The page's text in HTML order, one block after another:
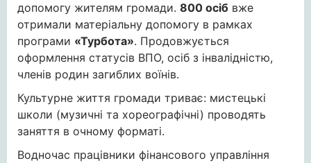
допомогу жителям громади. 800 осіб вже
отримали матеріальну допомогу в рамках
програми «Турбота». Продовжується
оформлення статусів ВПО, осіб з інвалідністю,
членів родин загиблих воїнів.
Культурне життя громади триває: мистецькі
школи (музичні та хореографічні) проводять
заняття в очному форматі.
Водночас працівники фінансового управління